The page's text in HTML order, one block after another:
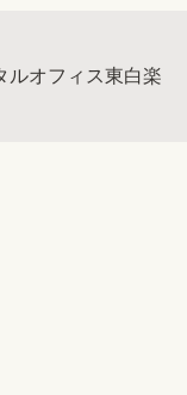
ルオフィス東白楽